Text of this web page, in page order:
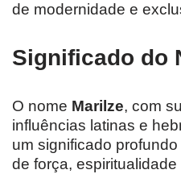
de modernidade e
Significado do
O nome Marilze, com
influências latinas e
um significado
de força,